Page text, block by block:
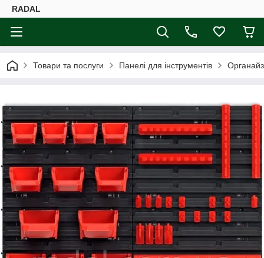
RADAL
Товари та послуги Панелі для інструментів